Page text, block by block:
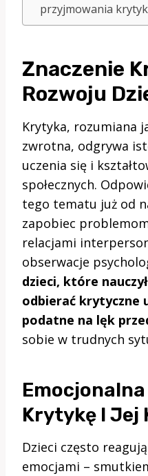
przyjmowania
Znaczenie
Rozwoju
Krytyka, rozumiana
zwrotna, odgrywa
uczenia się i
społecznych.
tego tematu już od
zapobiec
relacjami
obserwacje
dzieci, które
odbierać krytyczne
podatne na lęk
sobie w trudnych
Emocjonalna
Krytykę I Jej
Dzieci często
emocjami –